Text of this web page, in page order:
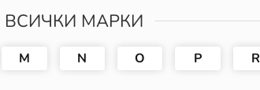
МАРКИ
M N O P R